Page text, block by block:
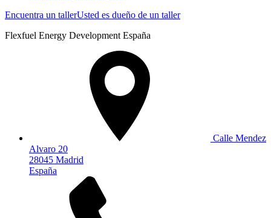
Encuentra un tallerUsted es dueño de un taller
Flexfuel Energy Development España
Calle Mendez
Alvaro 20
28045 Madrid
España